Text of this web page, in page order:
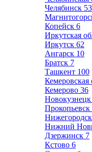
Челябинск 53
Копейск 6
Иркутская
Иркутск 62
Ангарск 10
Братск 7
Ташкент 100
Кемеровская
Кемерово 36
Новокузнецк
Прокопьевск
Нижний
Дзержинск 7
Кстово 6